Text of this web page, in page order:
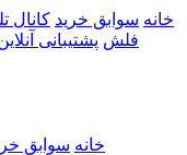
خانه سوابق خرید کانال
فلش پشتیبانی
خانه سوابق